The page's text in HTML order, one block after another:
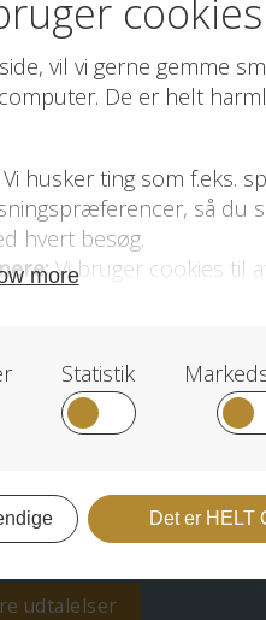
5
gode og børnene vil
være med til det hele.
siden
udtalelser